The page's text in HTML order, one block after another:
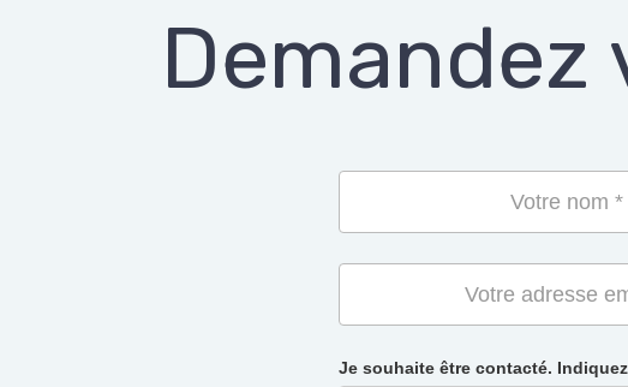
Demandez
Je souhaite être contacté.